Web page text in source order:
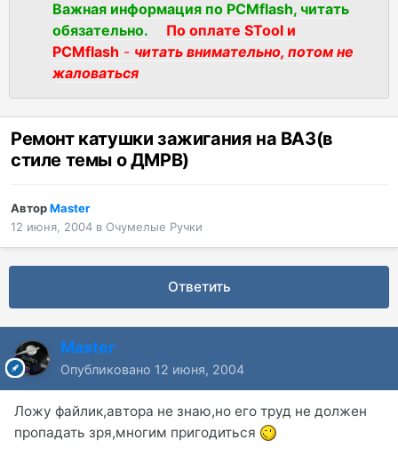
Важная информация по PCMflash, читать
обязательно.
По оплате STool и
PCMflash - читать внимательно, потом не
жаловаться
Ремонт катушки зажигания на ВАЗ(в
стиле темы о ДМРВ)
АвторMaster
12 июня, 2004 в Очумелые Ручки
Ответить
Master
Опубликовано 12 июня, 2004
Ложу файлик,автора не знаю,но его труд не должен
пропадать зря,многим пригодиться